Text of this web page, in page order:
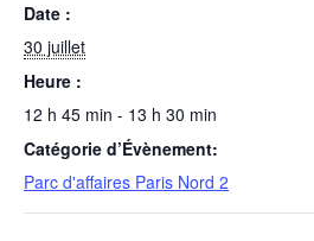
Date :
30 juillet
Heure :
12 h 45 min - 13 h 30 min
Catégorie d’Évènement:
Parc d'affaires Paris Nord 2